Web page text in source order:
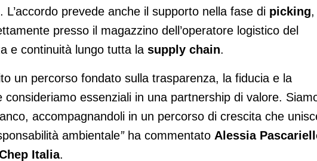
prevede anche il supporto nella fase di picking,
presso il magazzino dell’operatore logistico del
e continuità lungo tutta la supply chain.
un percorso fondato sulla trasparenza, la fiducia e la
consideriamo essenziali in una partnership di valore.
accompagnandoli in un percorso di crescita che
ambientale”ha commentato Alessia
Italia.